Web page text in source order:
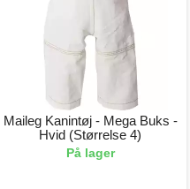
Maileg Kanintøj - Mega Buks -
Hvid (Størrelse 4)
På lager